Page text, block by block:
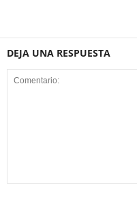
DEJA UNA RESPUESTA